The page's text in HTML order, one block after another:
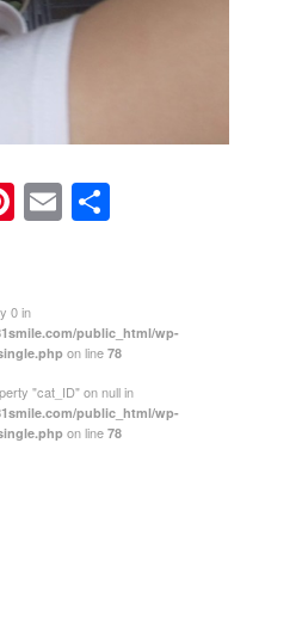
Pi
nt
e
st
E
m
0 in
public_html/wp-
on line 78
"cat_ID" on null in
public_html/wp-
on line 78